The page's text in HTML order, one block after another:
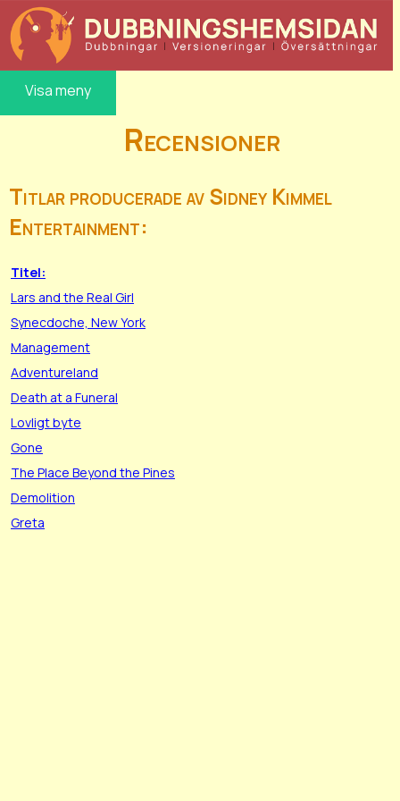
Visa meny
Recensioner
Titlar producerade av Sidney Kimmel
Entertainment:
Titel:
Lars and the Real Girl
Synecdoche, New York
Management
Adventureland
Death at a Funeral
Lovligt byte
Gone
The Place Beyond the Pines
Demolition
Greta